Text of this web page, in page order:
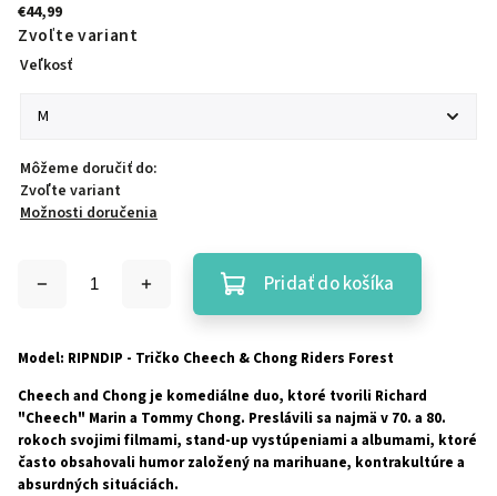
€44,99
Zvoľte variant
Veľkosť
Môžeme doručiť do:
Zvoľte variant
Možnosti doručenia
Pridať do košíka
Model: RIPNDIP - Tričko Cheech & Chong Riders Forest
Cheech and Chong je komediálne duo, ktoré tvorili Richard
"Cheech" Marin a Tommy Chong. Preslávili sa najmä v 70. a 80.
rokoch svojimi filmami, stand-up vystúpeniami a albumami, ktoré
často obsahovali humor založený na marihuane, kontrakultúre a
absurdných situáciách.